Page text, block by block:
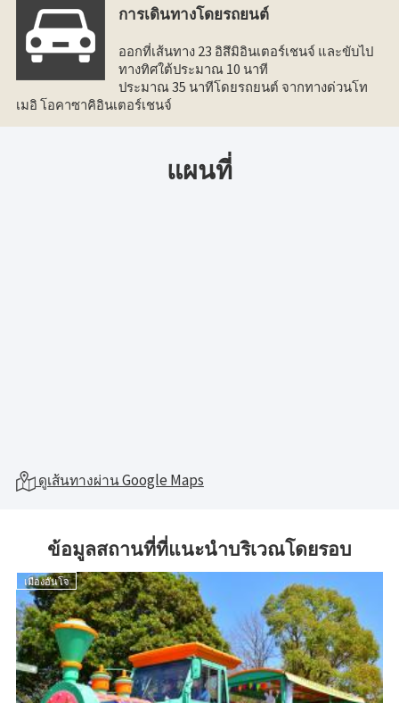
การเดินทางโดยรถยนต์
ออกที่เส้นทาง 23 อิสึมิอินเตอร์เชนจ์ และขับไป
ทางทิศใต้ประมาณ 10 นาที
ประมาณ 35 นาทีโดยรถยนต์ จากทางด่วนโท
เมอิ โอคาซาคิอินเตอร์เชนจ์
แผนที่
ดูเส้นทางผ่าน Google Maps
ข้อมูลสถานที่ที่แนะนำบริเวณโดยรอบ
เมืองอันโจ